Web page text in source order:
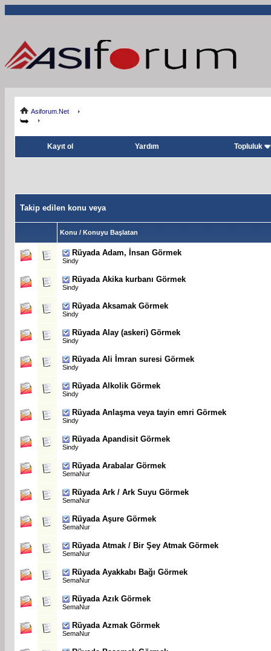
Asiforum.Net
Kayıt ol Yardım Topluluk
Takip edilen konu veya
Konu / Konuyu Başlatan
Rüyada Adam, İnsan Görmek
Sindy
Rüyada Akika kurbanı Görmek
Sindy
Rüyada Aksamak Görmek
Sindy
Rüyada Alay (askeri) Görmek
Sindy
Rüyada Ali İmran suresi Görmek
Sindy
Rüyada Alkolik Görmek
Sindy
Rüyada Anlaşma veya tayin emri Görmek
Sindy
Rüyada Apandisit Görmek
Sindy
Rüyada Arabalar Görmek
SemaNur
Rüyada Ark / Ark Suyu Görmek
SemaNur
Rüyada Aşure Görmek
SemaNur
Rüyada Atmak / Bir Şey Atmak Görmek
SemaNur
Rüyada Ayakkabı Bağı Görmek
SemaNur
Rüyada Azık Görmek
SemaNur
Rüyada Azmak Görmek
SemaNur